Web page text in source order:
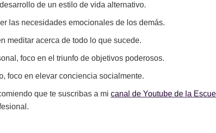
de un estilo de vida alternativo.
las necesidades emocionales de los demás.
meditar acerca de todo lo que sucede.
foco en el triunfo de objetivos poderosos.
foco en elevar conciencia socialmente.
que te suscribas a mi canal de Youtube de la